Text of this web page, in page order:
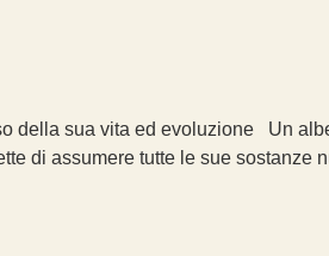
della sua vita ed evoluzione Un
di assumere tutte le sue